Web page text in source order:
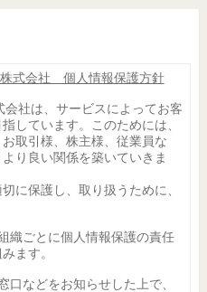
式会社 個人情報保護方針
社は、サービスによってお客
しています。このためには、
取引様、株主様、従業員な
り良い関係を築いていきま
に保護し、取り扱うために、
織ごとに個人情報保護の責任
ます。
口などをお知らせした上で、